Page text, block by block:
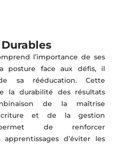
l’importance de ses
posture face aux défis, il
sa rééducation. Cette
la durabilité des résultats
de la maîtrise
et de la gestion
de renforcer
apprentissages d’éviter les